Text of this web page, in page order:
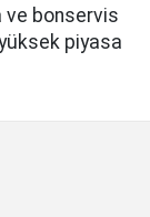
bonservis
piyasa